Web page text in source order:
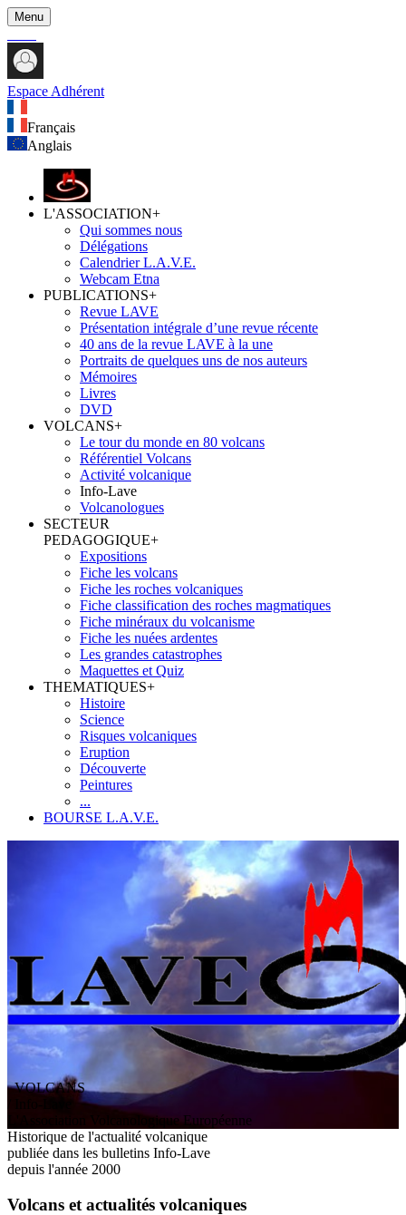
Menu
Espace Adhérent
Français
Anglais
L'ASSOCIATION+
Qui sommes nous
Délégations
Calendrier L.A.V.E.
Webcam Etna
PUBLICATIONS+
Revue LAVE
Présentation intégrale d’une revue récente
40 ans de la revue LAVE à la une
Portraits de quelques uns de nos auteurs
Mémoires
Livres
DVD
VOLCANS+
Le tour du monde en 80 volcans
Référentiel Volcans
Activité volcanique
Info-Lave
Volcanologues
SECTEUR
PEDAGOGIQUE+
Expositions
Fiche les volcans
Fiche les roches volcaniques
Fiche classification des roches magmatiques
Fiche minéraux du volcanisme
Fiche les nuées ardentes
Les grandes catastrophes
Maquettes et Quiz
THEMATIQUES+
Histoire
Science
Risques volcaniques
Eruption
Découverte
Peintures
...
BOURSE L.A.V.E.
VOLCANS
ssociation V olcanologiqueEuropéenne
Historique de l'actualité volcanique
publiée dans les bulletins Info-Lave
depuis l'année 2000
Volcans et actualités volcaniques